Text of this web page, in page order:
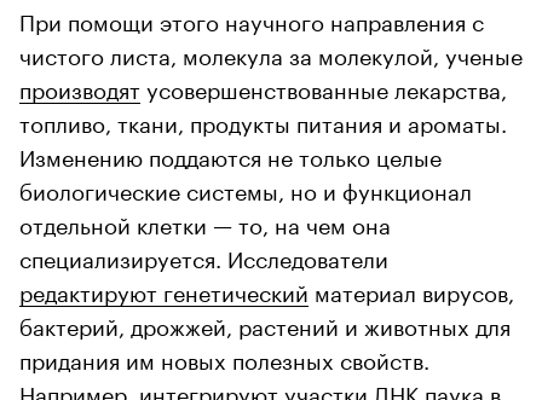
При помощи этого научного направления с
чистого листа, молекула за молекулой, ученые
производятусовершенствованные лекарства,
топливо, ткани, продукты питания и ароматы.
Изменению поддаются не только целые
биологические системы, но и функционал
отдельной клетки — то, на чем она
специализируется. Исследователи
редактируют генетический материал вирусов,
бактерий, дрожжей, растений и животных для
придания им новых полезных свойств.
Например, интегрируют участки ДНК паука в